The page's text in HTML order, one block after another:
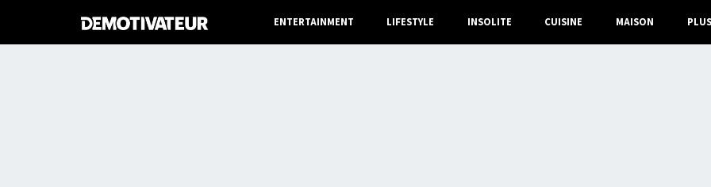
ENTERTAINMENT LIFESTYLE INSOLITE CUISINE MAISON PLUS